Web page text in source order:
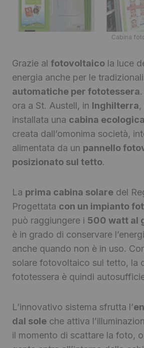
Cabina
Grazie al fotovoltaico la luce
energia anche per le tradizionali
automatiche per fototessera
ora a St. Austell, in Inghilterra
installata una cabina
creata dall’omonima società,
alimentata da un pannello
posizionato sul tetto.
La prima cabina solare del
Progettata con un impianto
può raggiungere i 500 watt al
è in grado di conservare
anche quando non è in uso.
solare fotovoltaico sul tetto, la
fototessera è quindi
L’innovativo sistema sfrutta l’
dal sole che attiva
il momento di scattare la foto,